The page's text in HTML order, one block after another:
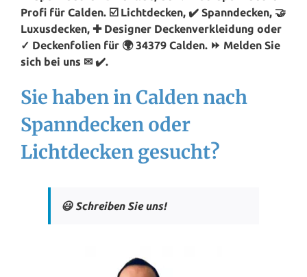
Profi für Calden. ☑️ Lichtdecken, ✔️ Spanndecken, 🤝
Luxusdecken, ✚ Designer Deckenverkleidung oder
✓ Deckenfolien für 🌍 34379 Calden. ⏩ Melden Sie
sich bei uns ✉ ✔️.
Sie haben in Calden nach
Spanndecken oder
Lichtdecken gesucht?
😃 Schreiben Sie uns!